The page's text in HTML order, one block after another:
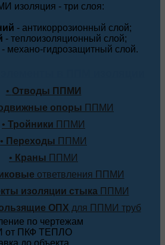
изоляция - три слоя:
- антикоррозионный слой;
- теплоизоляционный слой;
- механо-гидрозащитный слой.
• Отводы ППМИ
опоры ППМИ
• Тройники ППМИ
• Переходы ППМИ
• Краны ППМИ
ответвления ППМИ
изоляции стыкаППМИ
ОПХ для ППМИ труб